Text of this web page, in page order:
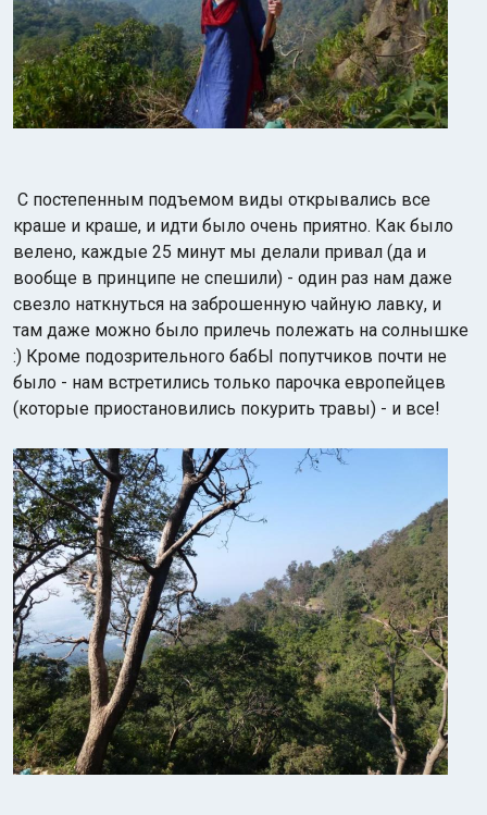
С постепенным подъемом виды открывались все
краше и краше, и идти было очень приятно. Как было
велено, каждые 25 минут мы делали привал (да и
вообще в принципе не спешили) - один раз нам даже
свезло наткнуться на заброшенную чайную лавку, и
там даже можно было прилечь полежать на солнышке
:) Кроме подозрительного бабЫ попутчиков почти не
было - нам встретились только парочка европейцев
(которые приостановились покурить травы) - и все!